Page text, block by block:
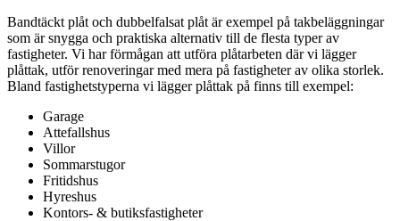
Bandtäckt plåt och dubbelfalsat plåt är exempel på takbeläggningar
som är snygga och praktiska alternativ till de flesta typer av
fastigheter. Vi har förmågan att utföra plåtarbeten där vi lägger
plåttak, utför renoveringar med mera på fastigheter av olika storlek.
Bland fastighetstyperna vi lägger plåttak på finns till exempel:
Garage
Attefallshus
Villor
Sommarstugor
Fritidshus
Hyreshus
Kontors- & butiksfastigheter